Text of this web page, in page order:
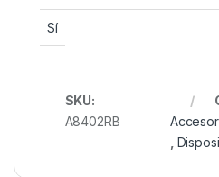
Sí
SKU:
A8402RB